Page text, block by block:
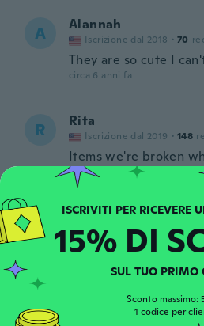
A Alannah
Iscrizione dal 2018 · 70
They are so cute I
circa 6 anni fa
R Rita
Iscrizione dal 2019 · 148
Items we're broken
circa 6 anni fa
S Shelly
Iscrizione dal 2015 · 63
circa 6 anni fa
D Dewayne
Iscrizione dal 2017 · 41
15% DI
SUL TUO PRIMO
Sconto massimo:
1 codice per